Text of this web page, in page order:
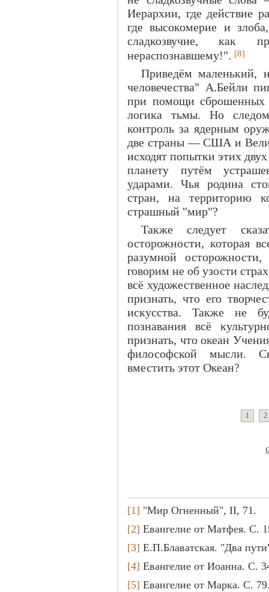
Иерархии, где действие
где высокомерие и
сладкозвучие, как
нераспознавшему!". [8]
Приведём маленький,
человечества" А.Бейли
при помощи
логика тьмы. Но
контроль за ядерным
две страны — США и
исходят попытки этих
планету путём
ударами. Чья родина
стран, на территорию
страшный "мир"?
Также следует
осторожности, которая
разумной
говорим не об узости
всё художественное
признать, что его
искусства. Также не
познавания всё
признать, что океан
философской мысли.
вместить этот Океан?
1 2
[1] "Мир Огненный", II, 71.
[2] Евангелие от Матфея. С.
[3] Е.П.Блаватская. "Два
[4] Евангелие от Иоанна. С.
[5] Евангелие от Марка. С.